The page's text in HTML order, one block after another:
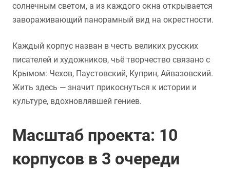
солнечным светом, а из каждого окна открывается
завораживающий панорамный вид на окрестности.
Каждый корпус назван в честь великих русских
писателей и художников, чьё творчество связано с
Крымом: Чехов, Паустовский, Куприн, Айвазовский.
Жить здесь — значит прикоснуться к истории и
культуре, вдохновлявшей гениев.
Масштаб проекта: 10
корпусов в 3 очереди